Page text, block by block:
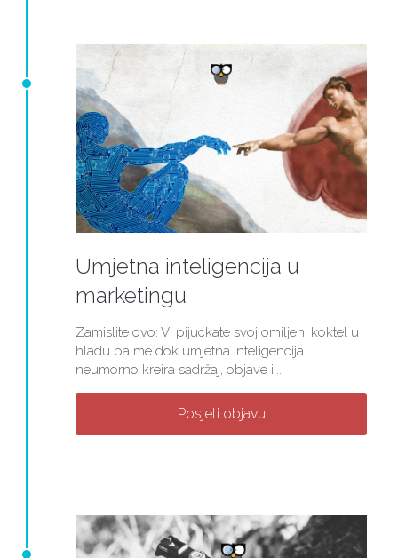
Umjetna inteligencija u
marketingu
Zamislite ovo: Vi pijuckate svoj omiljeni koktel u
hladu palme dok umjetna inteligencija
neumorno kreira sadržaj, objave i...
Posjeti objavu